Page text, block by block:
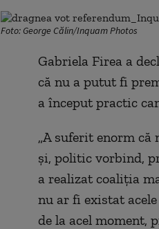
Foto: George Călin/Inquam Photos
Gabriela Firea a
că nu a putut fi
a început practic
„A suferit enorm
şi, politic vorbind,
a realizat coaliţia
nu ar fi existat
de la acel moment,